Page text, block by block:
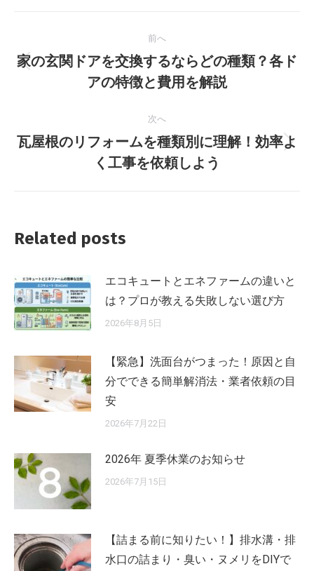
稿
ゲ
ョ
ン
前へ
前
の
家の玄関ドアを交換するならどの種類？各ド
アの特徴と費用を解説
次へ
次
の
瓦屋根のリフォームを種類別に理解！効率よ
く工事を依頼しよう
Related posts
エコキュートとエネファームの違いと
は？プロが教える失敗しない選び方
2026年8月5日
【緊急】洗面台がつまった！原因と自
分でできる簡単解消法・業者依頼の目
安
2026年7月22日
2026年 夏季休業のお知らせ
2026年7月15日
【詰まる前に知りたい！】排水溝・排
水口の詰まり・臭い・ヌメリをDIYで